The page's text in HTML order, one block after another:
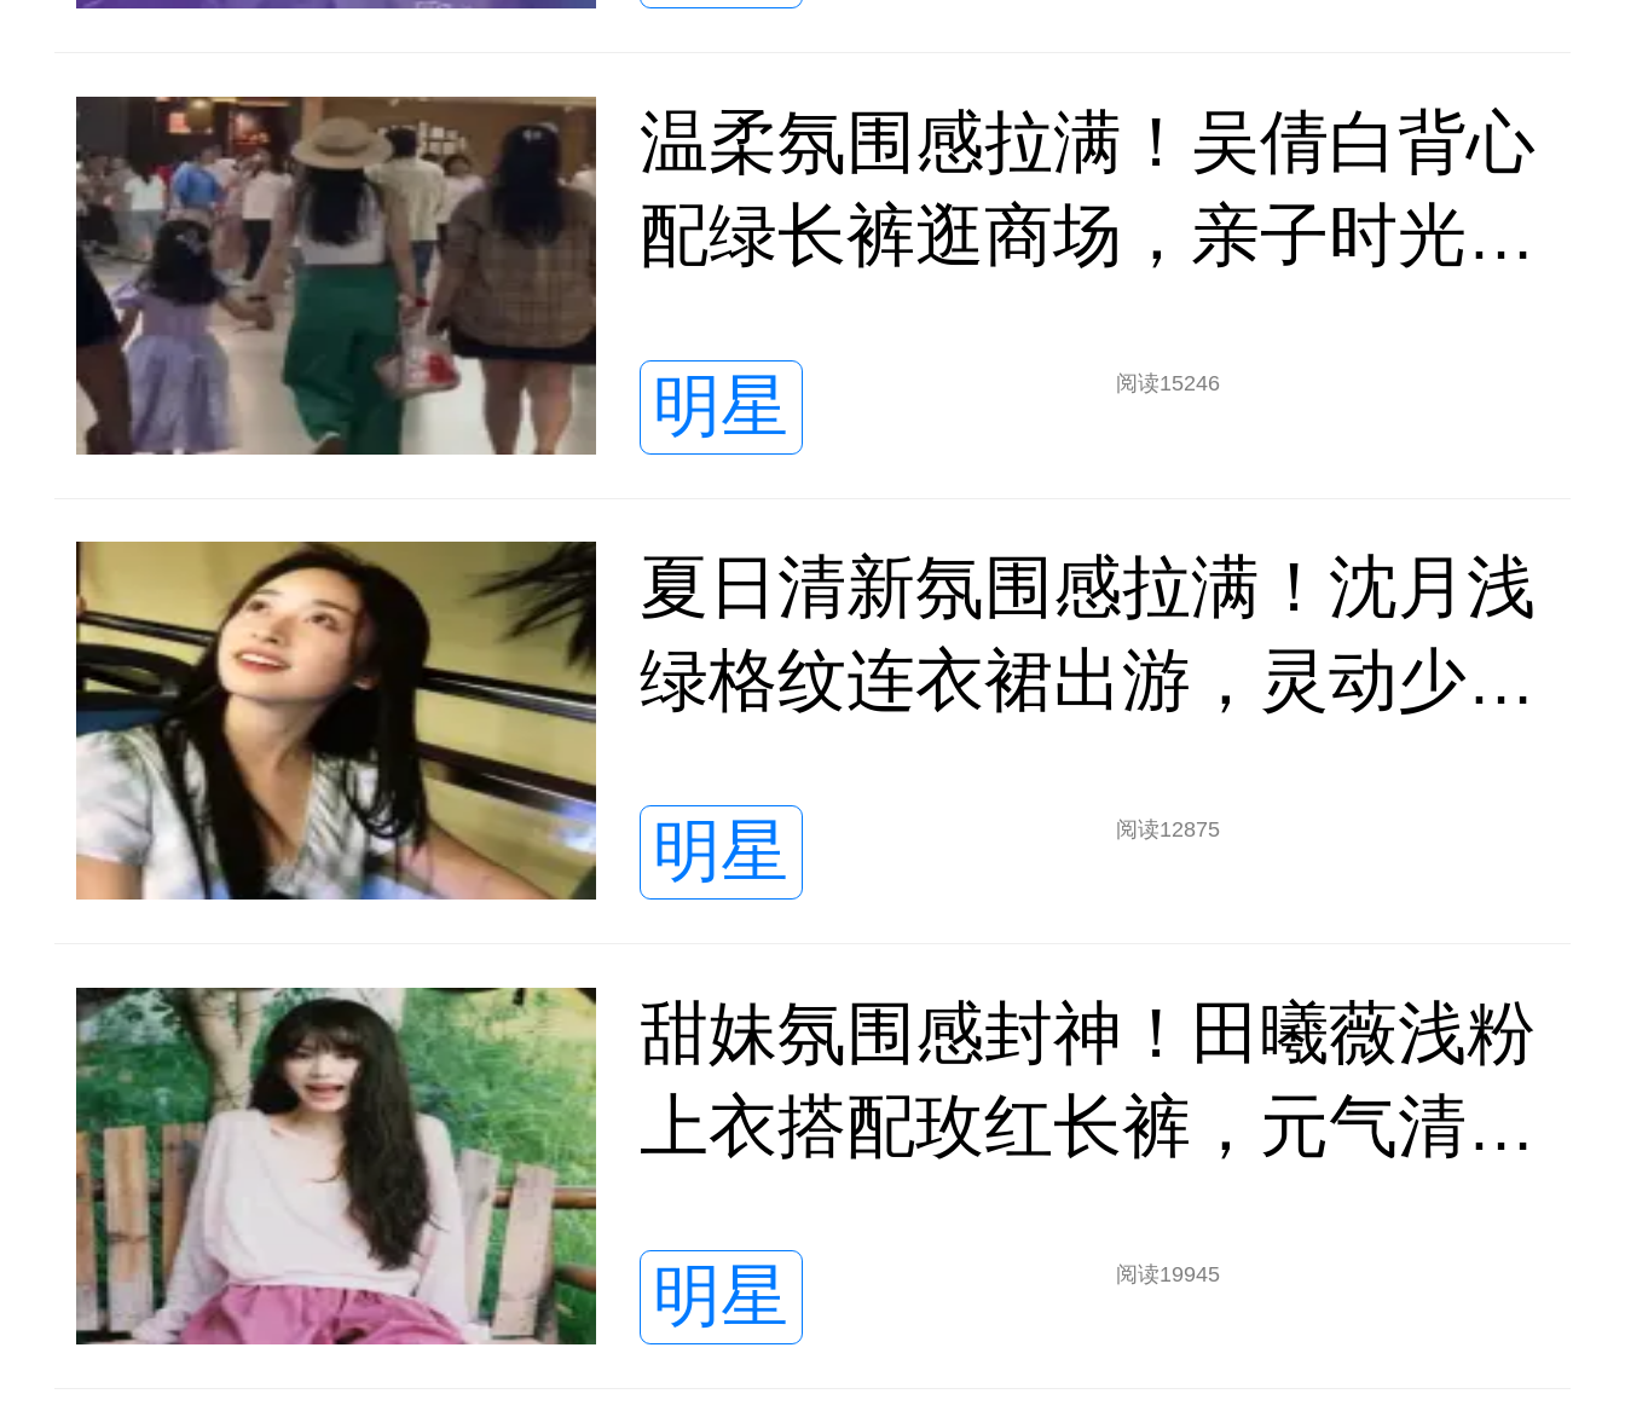
温柔氛围感拉满！吴倩白背心
配绿长裤逛商场，亲子时光松
明星 阅读15246
夏日清新氛围感拉满！沈月浅
绿格纹连衣裙出游，灵动少女
明星 阅读12875
甜妹氛围感封神！田曦薇浅粉
上衣搭配玫红长裤，元气清甜
明星 阅读19945